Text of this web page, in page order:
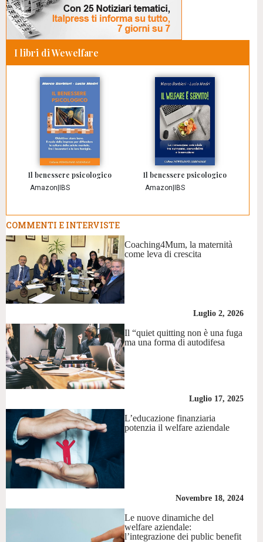
I libri di Wewelfare
Il benessere psicologico
Amazon IBS
Il benessere psicologico
Amazon IBS
COMMENTI E INTERVISTE
Coaching4Mum, la maternità
come leva di crescita
Luglio 2, 2026
Il “quiet quitting non è una fuga
ma una forma di autodifesa
Luglio 17, 2025
L’educazione finanziaria
potenzia il welfare aziendale
Novembre 18, 2024
Le nuove dinamiche del
welfare aziendale:
l’integrazione dei public benefit